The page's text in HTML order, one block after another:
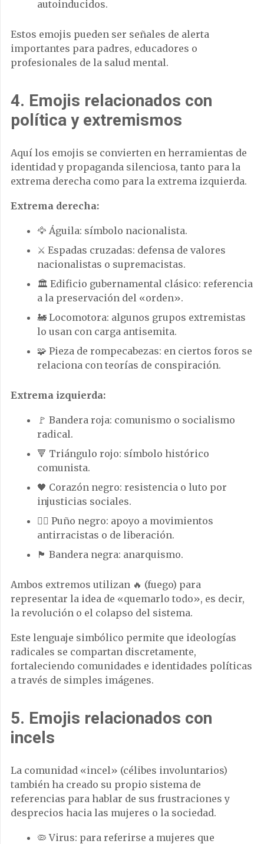
autoinducidos.
Estos emojis pueden ser señales de alerta
importantes para padres, educadores o
profesionales de la salud mental.
4. Emojis relacionados con
política y extremismos
Aquí los emojis se convierten en herramientas de
identidad y propaganda silenciosa, tanto para la
extrema derecha como para la extrema izquierda.
Extrema derecha:
🦅 Águila: símbolo nacionalista.
⚔️ Espadas cruzadas: defensa de valores
nacionalistas o supremacistas.
🏛️ Edificio gubernamental clásico: referencia
a la preservación del «orden».
🚂 Locomotora: algunos grupos extremistas
lo usan con carga antisemita.
🧩 Pieza de rompecabezas: en ciertos foros se
relaciona con teorías de conspiración.
Extrema izquierda:
🚩 Bandera roja: comunismo o socialismo
radical.
🔻 Triángulo rojo: símbolo histórico
comunista.
🖤 Corazón negro: resistencia o luto por
injusticias sociales.
✊🏿 Puño negro: apoyo a movimientos
antirracistas o de liberación.
🏴 Bandera negra: anarquismo.
Ambos extremos utilizan 🔥 (fuego) para
representar la idea de «quemarlo todo», es decir,
la revolución o el colapso del sistema.
Este lenguaje simbólico permite que ideologías
radicales se compartan discretamente,
fortaleciendo comunidades e identidades políticas
a través de simples imágenes.
5. Emojis relacionados con
incels
La comunidad «incel» (célibes involuntarios)
también ha creado su propio sistema de
referencias para hablar de sus frustraciones y
desprecios hacia las mujeres o la sociedad.
🦠 Virus: para referirse a mujeres que